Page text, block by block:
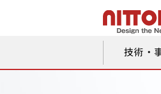
技術・